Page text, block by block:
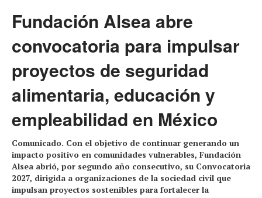
Fundación Alsea abre
convocatoria para impulsar
proyectos de seguridad
alimentaria, educación y
empleabilidad en México
Comunicado. Con el objetivo de continuar generando un
impacto positivo en comunidades vulnerables, Fundación
Alsea abrió, por segundo año consecutivo, su Convocatoria
2027, dirigida a organizaciones de la sociedad civil que
impulsan proyectos sostenibles para fortalecer la